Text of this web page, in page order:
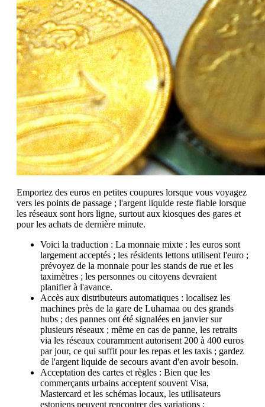
Emportez des euros en petites coupures lorsque vous voyagez
vers les points de passage ; l'argent liquide reste fiable lorsque
les réseaux sont hors ligne, surtout aux kiosques des gares et
pour les achats de dernière minute.
Voici la traduction : La monnaie mixte : les euros sont
largement acceptés ; les résidents lettons utilisent l'euro ;
prévoyez de la monnaie pour les stands de rue et les
taximètres ; les personnes ou citoyens devraient
planifier à l'avance.
Accès aux distributeurs automatiques : localisez les
machines près de la gare de Luhamaa ou des grands
hubs ; des pannes ont été signalées en janvier sur
plusieurs réseaux ; même en cas de panne, les retraits
via les réseaux couramment autorisent 200 à 400 euros
par jour, ce qui suffit pour les repas et les taxis ; gardez
de l'argent liquide de secours avant d'en avoir besoin.
Acceptation des cartes et règles : Bien que les
commerçants urbains acceptent souvent Visa,
Mastercard et les schémas locaux, les utilisateurs
estoniens peuvent rencontrer des variations ;